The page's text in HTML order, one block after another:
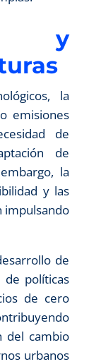
y
la
emisiones
de
de
la
y las
impulsando
de
de políticas
de cero
del cambio
urbanos